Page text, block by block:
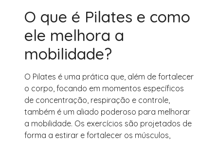
O que é Pilates e como
ele melhora a
mobilidade?
O Pilates é uma prática que, além de fortalecer
o corpo, focando em momentos específicos
de concentração, respiração e controle,
também é um aliado poderoso para melhorar
a mobilidade. Os exercícios são projetados de
forma a estirar e fortalecer os músculos,